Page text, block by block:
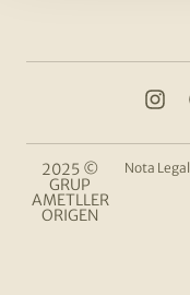
2025 ©
GRUP
AMETLLER
ORIGEN
Nota Legal